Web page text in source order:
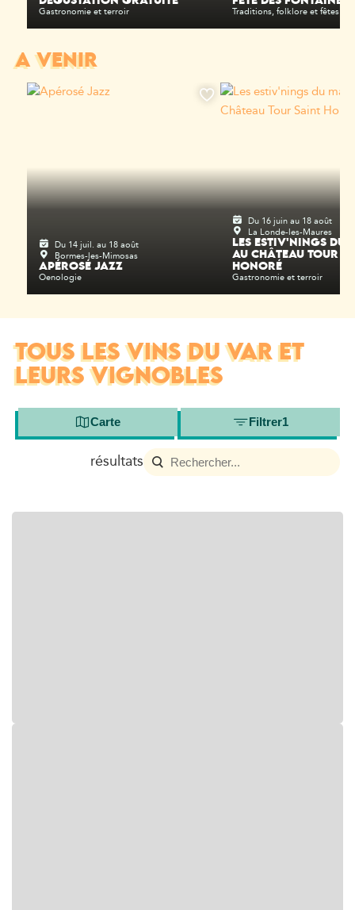
Gastronomie et terroir Traditions, folklore et fêtes
A VENIR
Du 14 juil. au 18 août
Bormes-les-Mimosas
APÉROSÉ JAZZ
Oenologie
Du 16 juin au 18 août
La Londe-les-Maures
LES ESTIV'NINGS DU
AU CHÂTEAU TOUR
HONORÉ
Gastronomie et terroir
TOUS LES VINS DU VAR ET
LEURS VIGNOBLES
Carte Filtrer1
résultats